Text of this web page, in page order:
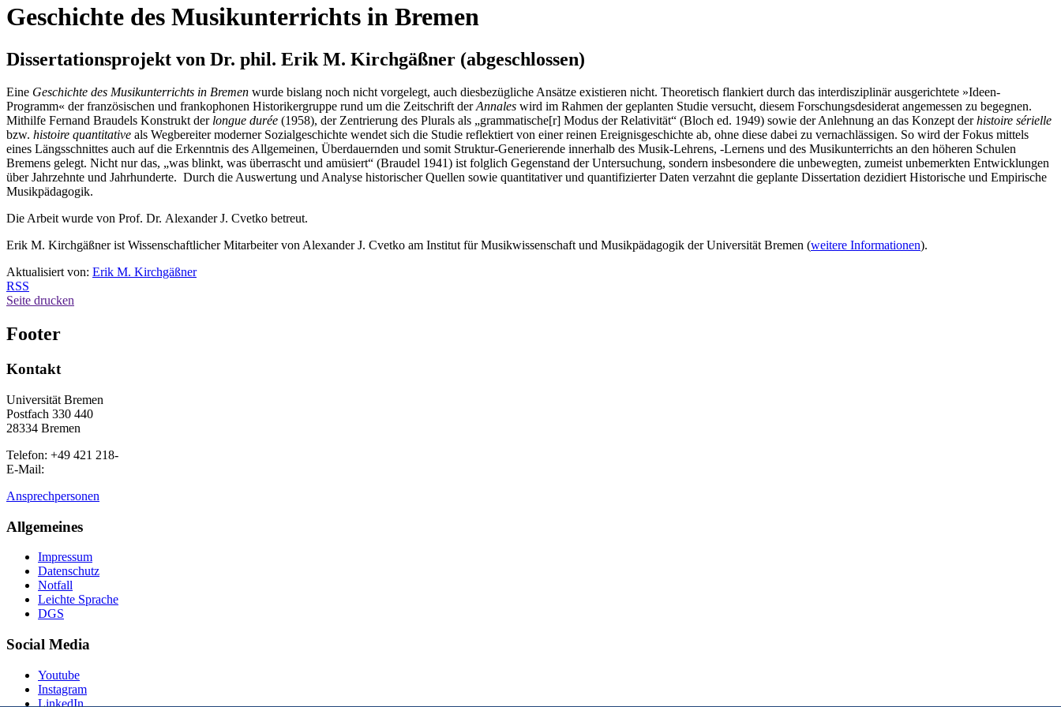
Geschichte des Musikunterrichts in Bremen
Dissertationsprojekt von Dr. phil. Erik M. Kirchgäßner (abgeschlossen)
Eine Geschichte des Musikunterrichts in Bremen wurde bislang noch nicht vorgelegt, auch diesbezügliche Ansätze existieren nicht. Theoretisch flankiert durch das interdisziplinär ausgerichtete »Ideen-
Programm« der französischen und frankophonen Historikergruppe rund um die Zeitschrift derAnnales wird im Rahmen der geplanten Studie versucht, diesem Forschungsdesiderat angemessen zu begegnen.
Mithilfe Fernand Braudels Konstrukt der longue durée (1958), der Zentrierung des Plurals als „grammatische[r] Modus der Relativität“ (Bloch ed. 1949) sowie der Anlehnung an das Konzept derhistoire sérielle
bzw. histoire quantitative als Wegbereiter moderner Sozialgeschichte wendet sich die Studie reflektiert von einer reinen Ereignisgeschichte ab, ohne diese dabei zu vernachlässigen. So wird der Fokus mittels
eines Längsschnittes auch auf die Erkenntnis des Allgemeinen, Überdauernden und somit Struktur-Generierende innerhalb des Musik-Lehrens, -Lernens und des Musikunterrichts an den höheren Schulen
Bremens gelegt. Nicht nur das, „was blinkt, was überrascht und amüsiert“ (Braudel 1941) ist folglich Gegenstand der Untersuchung, sondern insbesondere die unbewegten, zumeist unbemerkten Entwicklungen
über Jahrzehnte und Jahrhunderte. Durch die Auswertung und Analyse historischer Quellen sowie quantitativer und quantifizierter Daten verzahnt die geplante Dissertation dezidiert Historische und Empirische
Musikpädagogik.
Die Arbeit wurde von Prof. Dr. Alexander J. Cvetko betreut.
Erik M. Kirchgäßner ist Wissenschaftlicher Mitarbeiter von Alexander J. Cvetko am Institut für Musikwissenschaft und Musikpädagogik der Universität Bremen (weitere Informationen).
Aktualisiert von: Erik M. Kirchgäßner
RSS
Seite drucken
Footer
Kontakt
Universität Bremen
Postfach 330 440
28334 Bremen
Telefon: +49 421 218-
E-Mail:
Ansprechpersonen
Allgemeines
Impressum
Datenschutz
Notfall
Leichte Sprache
DGS
Social Media
Youtube
Instagram
LinkedIn